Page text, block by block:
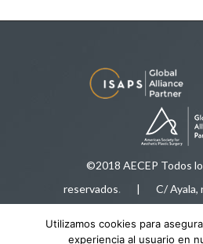
©2018 AECEP Todos
reservados. | C/ Ayala, nº
Tfnos:91 575 50 35/ 616
Utilizamos cookies para
experiencia al usuario en